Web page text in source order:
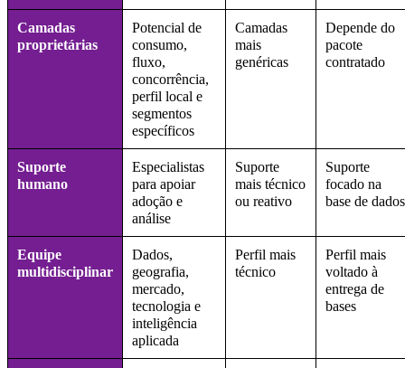
Camadas
proprietárias
Potencial de
consumo,
fluxo,
concorrência,
perfil local e
segmentos
específicos
Camadas
mais
genéricas
Depende do
pacote
contratado
Suporte
humano
Especialistas
para apoiar
adoção e
análise
Suporte
mais técnico
ou reativo
Suporte
focado na
base de dados
Equipe
multidisciplinar
Dados,
geografia,
mercado,
tecnologia e
inteligência
aplicada
Perfil mais
técnico
Perfil mais
voltado à
entrega de
bases